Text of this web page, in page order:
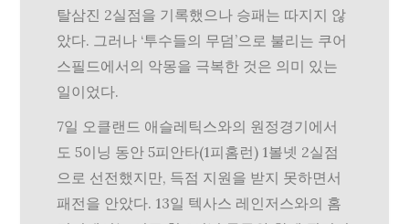
탈삼진 2실점을 기록했으나 승패는 따지지 않
았다. 그러나 ‘투수들의 무덤’으로 불리는 쿠어
스필드에서의 악몽을 극복한 것은 의미 있는
일이었다.
7일 오클랜드 애슬레틱스와의 원정경기에서
도 5이닝 동안 5피안타(1피홈런) 1볼넷 2실점
으로 선전했지만, 득점 지원을 받지 못하면서
패전을 안았다. 13일 텍사스 레인저스와의 홈